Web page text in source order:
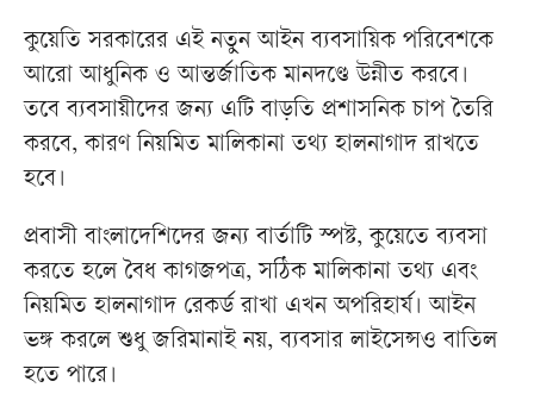
কুয়েতি সরকারের এই নতুন আইন ব্যবসায়িক পরিবেশকে
আরো আধুনিক ও আন্তর্জাতিক মানদণ্ডে উন্নীত করবে।
তবে ব্যবসায়ীদের জন্য এটি বাড়তি প্রশাসনিক চাপ তৈরি
করবে, কারণ নিয়মিত মালিকানা তথ্য হালনাগাদ রাখতে
হবে।
প্রবাসী বাংলাদেশিদের জন্য বার্তাটি স্পষ্ট, কুয়েতে ব্যবসা
করতে হলে বৈধ কাগজপত্র, সঠিক মালিকানা তথ্য এবং
নিয়মিত হালনাগাদ রেকর্ড রাখা এখন অপরিহার্য। আইন
ভঙ্গ করলে শুধু জরিমানাই নয়, ব্যবসার লাইসেন্সও বাতিল
হতে পারে।